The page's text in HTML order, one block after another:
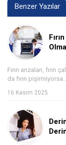
Benzer Yazılar
Fırın arızaları, fırın
da fırın pişirmiyorsa...
16 Kasım 2025